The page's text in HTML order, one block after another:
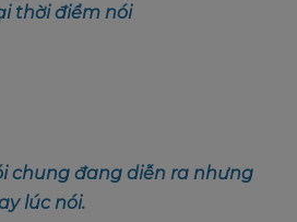
thời điểm nói
chung đang diễn ra nhưng
lúc nói.